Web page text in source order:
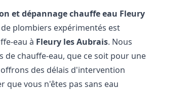
et dépannage chauffe eau Fleury
plombiers expérimentés est
eau à Fleury les Aubrais. Nous
chauffe-eau, que ce soit pour une
des délais d'intervention
que vous n'êtes pas sans eau